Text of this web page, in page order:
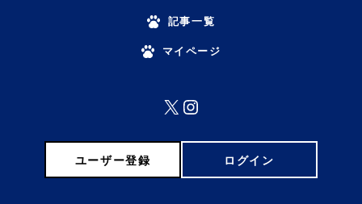
記事一覧
マイページ
X Instagram
ユーザー登録 ログイン